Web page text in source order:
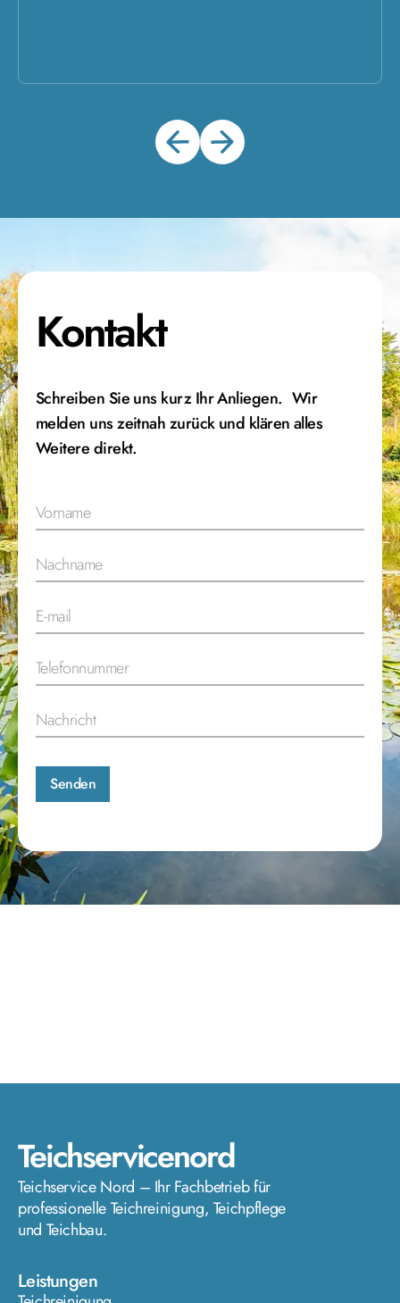
Kontakt
Schreiben Sie uns kurz Ihr Anliegen. Wir
melden uns zeitnah zurück und klären alles
Weitere direkt.
Teichservicenord
Teichservice Nord – Ihr Fachbetrieb für
professionelle Teichreinigung, Teichpflege
und Teichbau.
Leistungen